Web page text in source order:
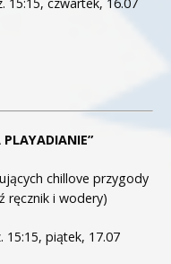
chillove przygody
ręcznik i wodery)
15:15, piątek, 17.07